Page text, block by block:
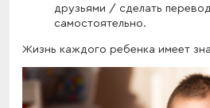
друзьями / сделать
самостоятельно.
Жизнь каждого ребенка имеет